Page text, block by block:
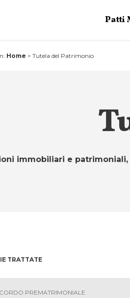
Patti
Home > Tutela del Patrimonio
immobiliari e
TRATTATE
PREMATRIMONIALE